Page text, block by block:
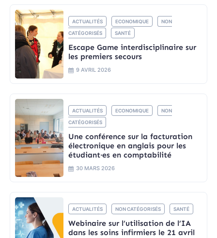
ACTUALITÉS ECONOMIQUE
NON
CATÉGORISÉS
SANTÉ
Escape Game interdisciplinaire sur
les premiers secours
9 AVRIL 2026
ACTUALITÉS ECONOMIQUE
NON
CATÉGORISÉS
Une conférence sur la facturation
électronique en anglais pour les
étudiant·es en comptabilité
30 MARS 2026
ACTUALITÉS NON CATÉGORISÉS SANTÉ
Webinaire sur l’utilisation de l’IA
dans les soins infirmiers le 21 avril